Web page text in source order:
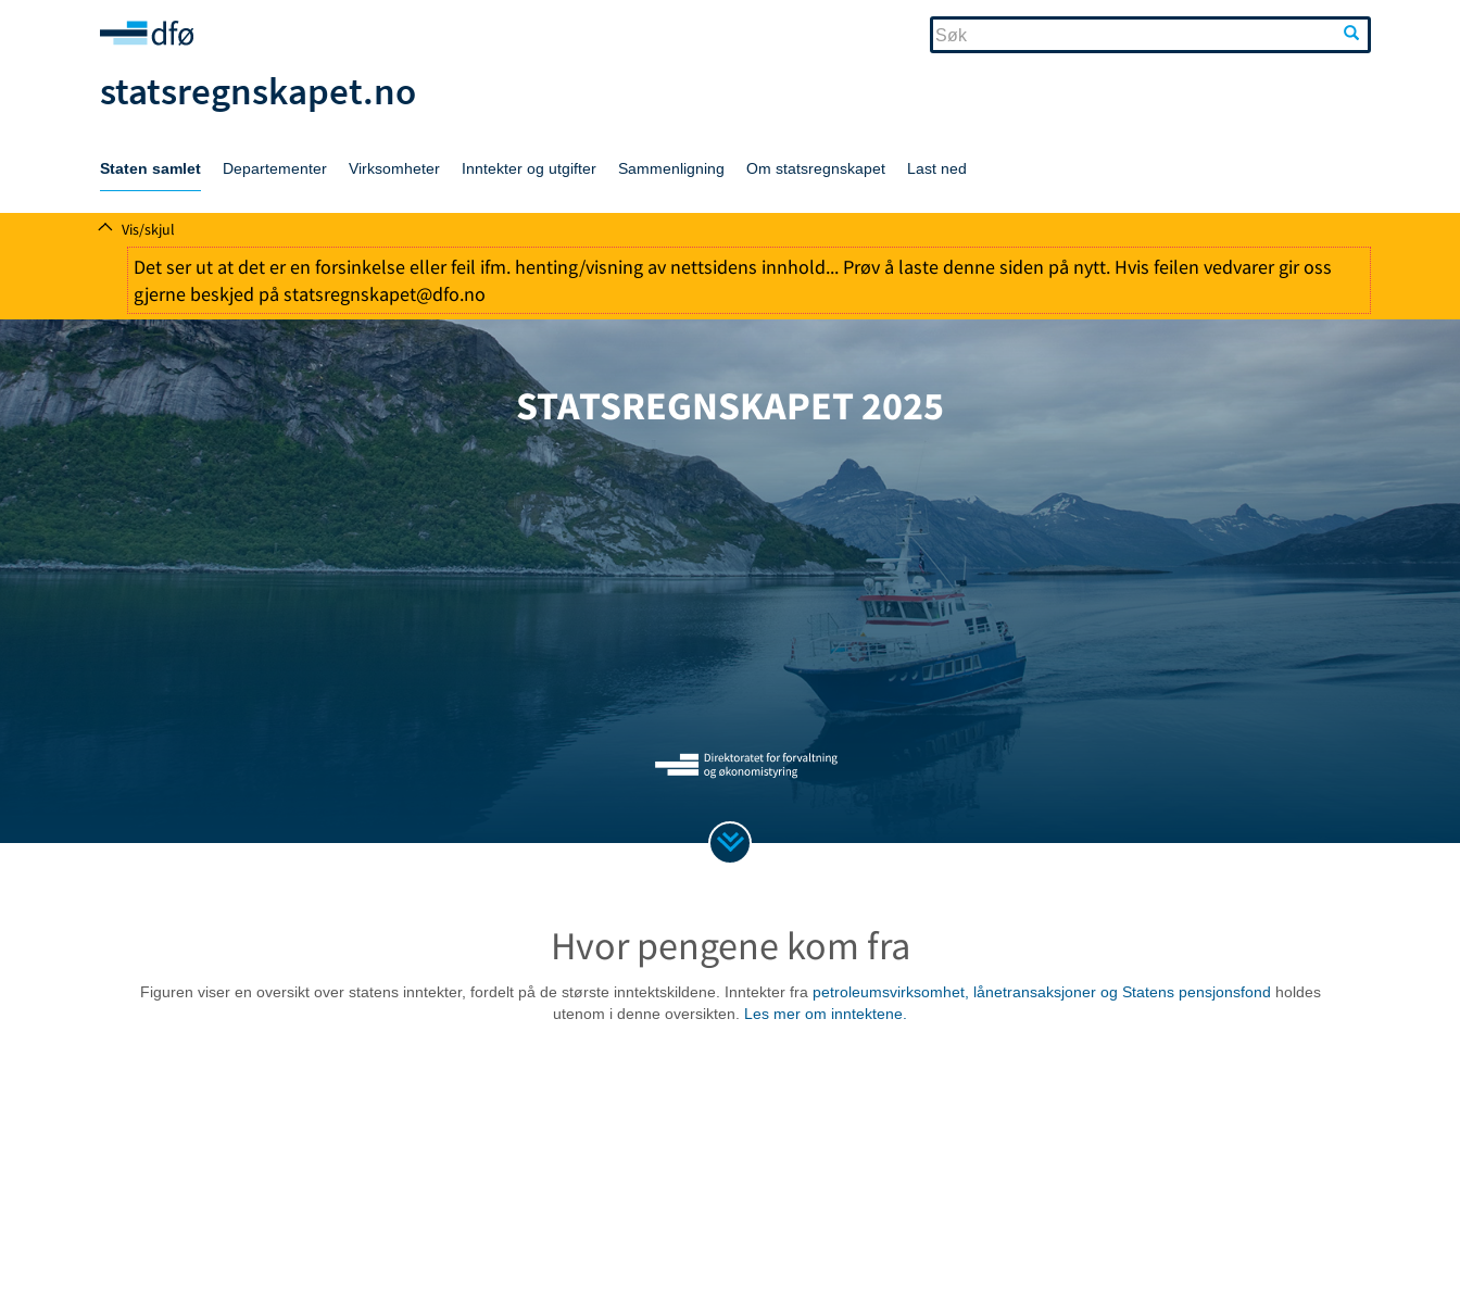
statsregnskapet.no
Staten samlet Departementer Virksomheter Inntekter og utgifter Sammenligning Om statsregnskapet Last ned
Vis/skjul
Det ser ut at det er en forsinkelse eller feil ifm. henting/visning av nettsidens innhold... Prøv å laste denne siden på nytt. Hvis feilen vedvarer gir oss
gjerne beskjed på statsregnskapet@dfo.no
STATSREGNSKAPET 2025
Hvor pengene kom fra
Figuren viser en oversikt over statens inntekter, fordelt på de største inntektskildene. Inntekter fra petroleumsvirksomhet, lånetransaksjoner og Statens pensjonsfond holdes
utenom i denne oversikten. Les mer om inntektene.